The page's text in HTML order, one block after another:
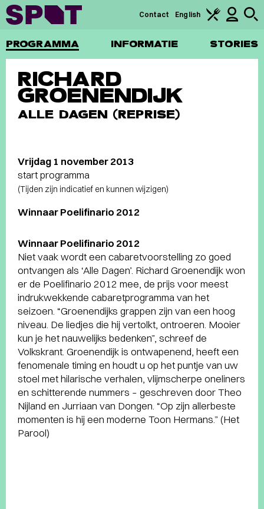
PROGRAMMA INFORMATIE STORIES
Contact English
RICHARD
GROENENDIJK
ALLE DAGEN (REPRISE)
Vrijdag 1 november 2013
start programma
(Tijden zijn indicatief en kunnen wijzigen)
Winnaar Poelifinario 2012
Winnaar Poelifinario 2012
Niet vaak wordt een cabaretvoorstelling zo goed
ontvangen als ‘Alle Dagen’. Richard Groenendijk won
er de Poelifinario 2012 mee, de prijs voor meest
indrukwekkende cabaretprogramma van het
seizoen. “Groenendijks grappen zijn van een hoog
niveau. De liedjes die hij vertolkt, ontroeren. Mooier
kun je het nauwelijks bedenken”, schreef de
Volkskrant. Groenendijk is ontwapenend, heeft een
fenomenale timing en houdt u op het puntje van uw
stoel met hilarische verhalen, vlijmscherpe oneliners
en schitterende nummers – geschreven door Theo
Nijland en Jurriaan van Dongen. “Op zijn allerbeste
momenten is hij een moderne Toon Hermans.” (Het
Parool)